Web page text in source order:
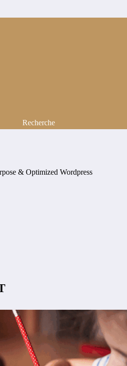
& Optimized Wordpress